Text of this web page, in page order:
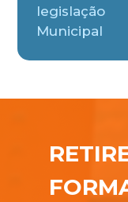
legislação
Municipal